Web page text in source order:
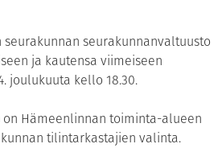
seurakunnanvaltuusto
ja kautensa viimeiseen
joulukuuta kello 18.30.
Hämeenlinnan toiminta-alueen
tilintarkastajien valinta.